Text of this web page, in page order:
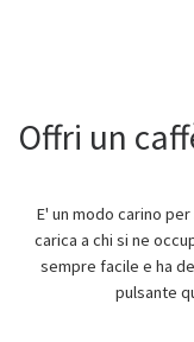
Offri un
E' un modo carino
carica a chi si ne
sempre facile e ha
pulsante